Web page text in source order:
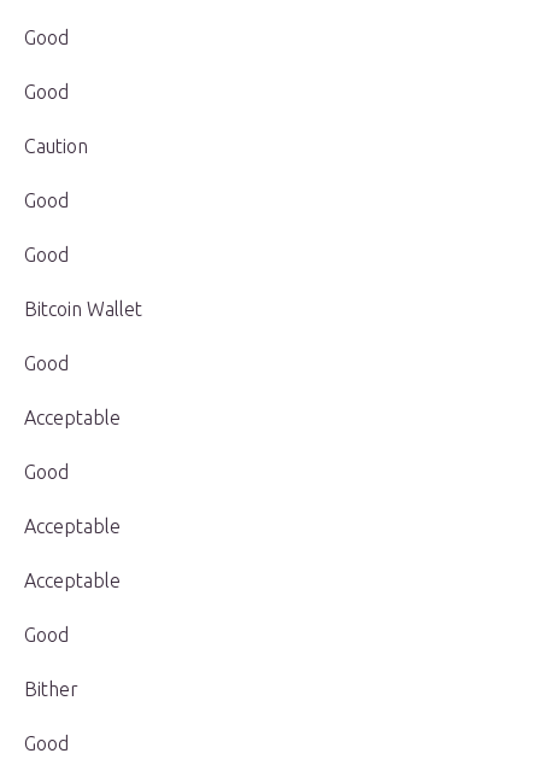
Good
Good
Caution
Good
Good
Bitcoin Wallet
Good
Acceptable
Good
Acceptable
Acceptable
Good
Bither
Good